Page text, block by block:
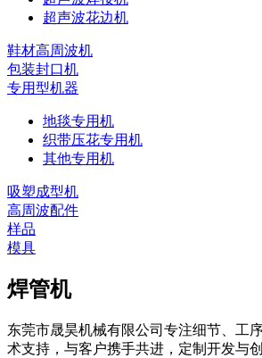
超声波花边机
鞋材高周波机
包装封口机
专用型机器
地毯专用机
织带压花专用机
其他专用机
吸塑成型机
高周波配件
样品
模具
焊管机
东莞市晟昊机械有限公司专注细节、工
术支持，与客户携手共进，定制开发与创